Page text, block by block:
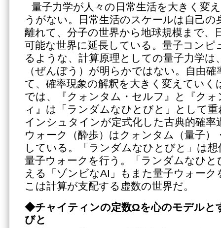
量子力学が人々の日常生活を大きく変
うがない。日常生活のスケールは自己
離れて、分子の世界から地球規模まで、
可能な世界に延長している。量子コンピ
るような、計算原理としての量子力学は
（ぜんぼう）が明らかではない。自由
て、確率現象の解釈を大きく変えていく
では、『クォンタム・セルフ』と『ク
ィ』は「ランダムなひとびと」として
インシュタインが定式化した古典的確率
ウォーク（酔歩）はクォンタム（量子）
している。「ランダムなひとびと」は
量子ウォークを行う。「ランダムなひ
える「ゾンビなAI」もまた量子ウォー
こは計算が支配する虚数の世界だ。
◆チャイティンの定数Ωを心のモデルと
びと